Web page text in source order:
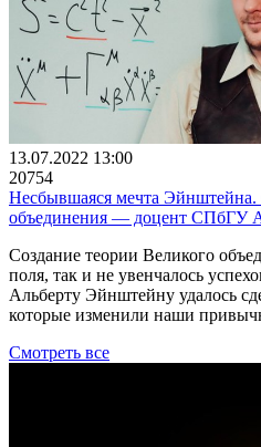
13.07.2022 13:00
20754
Несбывшаяся мечта
объединения ― доцент СПбГУ
Создание теории Великого
поля, так и не увенчалось
Альберту Эйнштейну удалось
которые изменили наши
Смотреть все